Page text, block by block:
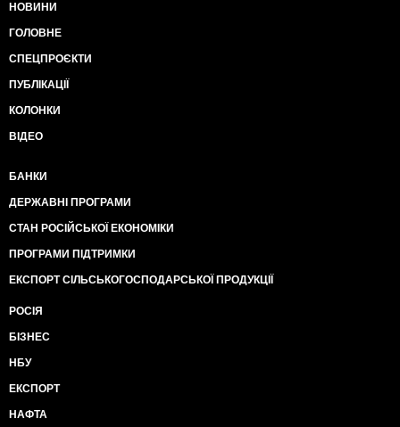
НОВИНИ
ГОЛОВНЕ
СПЕЦПРОЄКТИ
ПУБЛІКАЦІЇ
КОЛОНКИ
ВІДЕО
БАНКИ
ДЕРЖАВНІ ПРОГРАМИ
СТАН РОСІЙСЬКОЇ ЕКОНОМІКИ
ПРОГРАМИ ПІДТРИМКИ
ЕКСПОРТ СІЛЬСЬКОГОСПОДАРСЬКОЇ ПРОДУКЦІЇ
РОСІЯ
БІЗНЕС
НБУ
ЕКСПОРТ
НАФТА